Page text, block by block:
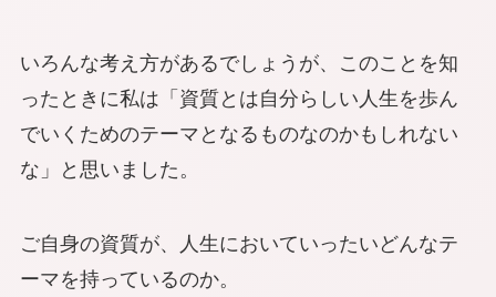
いろんな考え方があるでしょうが、このことを知
ったときに私は「資質とは自分らしい人生を歩ん
でいくためのテーマとなるものなのかもしれない
な」と思いました。
ご自身の資質が、人生においていったいどんなテ
ーマを持っているのか。